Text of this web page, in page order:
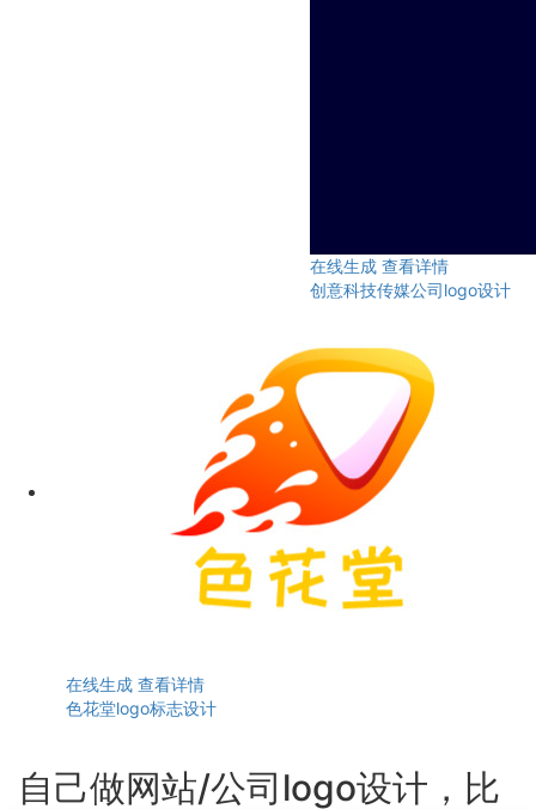
在线生成 查看详情
创意科技传媒公司logo设计
在线生成 查看详情
色花堂logo标志设计
自己做网站/公司logo设计，比